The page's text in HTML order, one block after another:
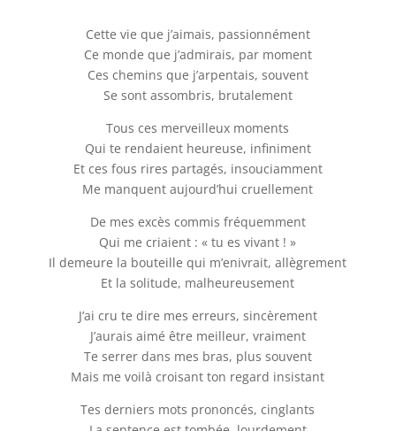
Cette vie que j’aimais, passionnément
Ce monde que j’admirais, par moment
Ces chemins que j’arpentais, souvent
Se sont assombris, brutalement
Tous ces merveilleux moments
Qui te rendaient heureuse, infiniment
Et ces fous rires partagés, insouciamment
Me manquent aujourd’hui cruellement
De mes excès commis fréquemment
Qui me criaient : « tu es vivant ! »
Il demeure la bouteille qui m’enivrait, allègrement
Et la solitude, malheureusement
J’ai cru te dire mes erreurs, sincèrement
J’aurais aimé être meilleur, vraiment
Te serrer dans mes bras, plus souvent
Mais me voilà croisant ton regard insistant
Tes derniers mots prononcés, cinglants